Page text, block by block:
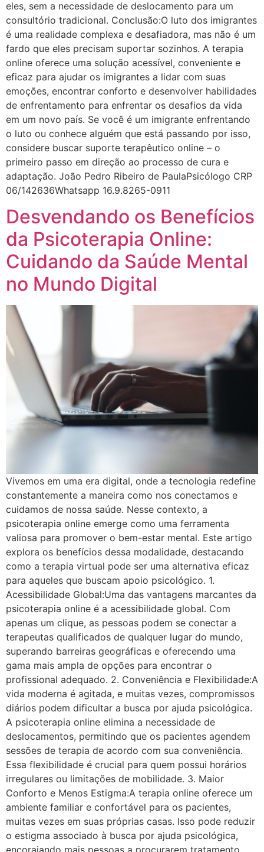
eles, sem a necessidade de deslocamento para um
consultório tradicional. Conclusão:O luto dos imigrantes
é uma realidade complexa e desafiadora, mas não é um
fardo que eles precisam suportar sozinhos. A terapia
online oferece uma solução acessível, conveniente e
eficaz para ajudar os imigrantes a lidar com suas
emoções, encontrar conforto e desenvolver habilidades
de enfrentamento para enfrentar os desafios da vida
em um novo país. Se você é um imigrante enfrentando
o luto ou conhece alguém que está passando por isso,
considere buscar suporte terapêutico online – o
primeiro passo em direção ao processo de cura e
adaptação. João Pedro Ribeiro de PaulaPsicólogo CRP
06/142636Whatsapp 16.9.8265-0911
Desvendando os Benefícios
da Psicoterapia Online:
Cuidando da Saúde Mental
no Mundo Digital
Vivemos em uma era digital, onde a tecnologia redefine
constantemente a maneira como nos conectamos e
cuidamos de nossa saúde. Nesse contexto, a
psicoterapia online emerge como uma ferramenta
valiosa para promover o bem-estar mental. Este artigo
explora os benefícios dessa modalidade, destacando
como a terapia virtual pode ser uma alternativa eficaz
para aqueles que buscam apoio psicológico. 1.
Acessibilidade Global:Uma das vantagens marcantes da
psicoterapia online é a acessibilidade global. Com
apenas um clique, as pessoas podem se conectar a
terapeutas qualificados de qualquer lugar do mundo,
superando barreiras geográficas e oferecendo uma
gama mais ampla de opções para encontrar o
profissional adequado. 2. Conveniência e Flexibilidade:A
vida moderna é agitada, e muitas vezes, compromissos
diários podem dificultar a busca por ajuda psicológica.
A psicoterapia online elimina a necessidade de
deslocamentos, permitindo que os pacientes agendem
sessões de terapia de acordo com sua conveniência.
Essa flexibilidade é crucial para quem possui horários
irregulares ou limitações de mobilidade. 3. Maior
Conforto e Menos Estigma:A terapia online oferece um
ambiente familiar e confortável para os pacientes,
muitas vezes em suas próprias casas. Isso pode reduzir
o estigma associado à busca por ajuda psicológica,
encorajando mais pessoas a procurarem tratamento